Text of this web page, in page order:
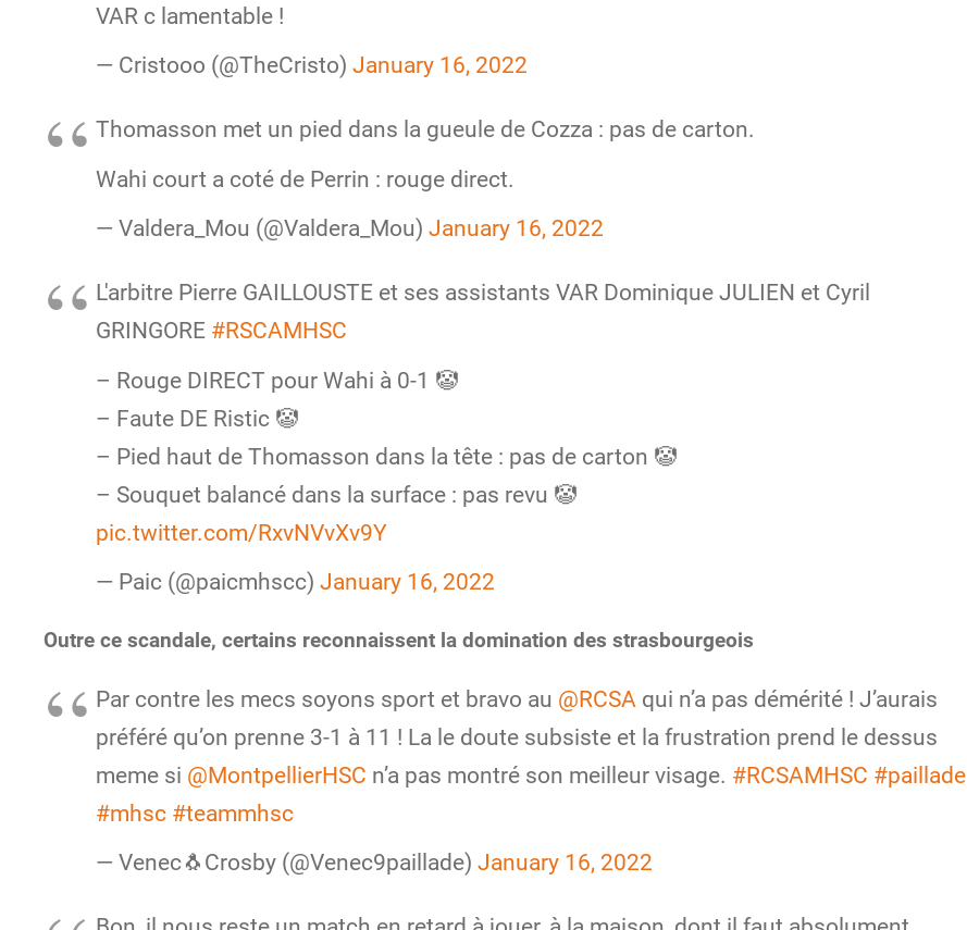
VAR c lamentable !
— Cristooo (@TheCristo) January 16, 2022
Thomasson met un pied dans la gueule de Cozza : pas de carton.
Wahi court a coté de Perrin : rouge direct.
— Valdera_Mou (@Valdera_Mou) January 16, 2022
L'arbitre Pierre GAILLOUSTE et ses assistants VAR Dominique JULIEN et Cyril
GRINGORE #RSCAMHSC
– Rouge DIRECT pour Wahi à 0-1 🤡
– Faute DE Ristic 🤡
– Pied haut de Thomasson dans la tête : pas de carton 🤡
– Souquet balancé dans la surface : pas revu 🤡
pic.twitter.com/RxvNVvXv9Y
— Paic (@paicmhscc) January 16, 2022
Outre ce scandale, certains reconnaissent la domination des strasbourgeois
Par contre les mecs soyons sport et bravo au @RCSA qui n’a pas démérité ! J’aurais
préféré qu’on prenne 3-1 à 11 ! La le doute subsiste et la frustration prend le dessus
meme si @MontpellierHSC n’a pas montré son meilleur visage. #RCSAMHSC #paillade
#mhsc #teammhsc
— Venec🐧Crosby (@Venec9paillade) January 16, 2022